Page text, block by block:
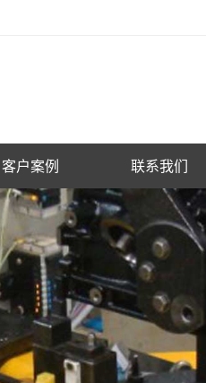
客户案例 联系我们